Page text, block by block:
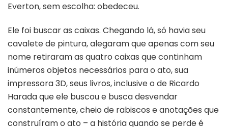
Everton, sem escolha: obedeceu.
Ele foi buscar as caixas. Chegando lá, só havia seu
cavalete de pintura, alegaram que apenas com seu
nome retiraram as quatro caixas que continham
inúmeros objetos necessários para o ato, sua
impressora 3D, seus livros, inclusive o de Ricardo
Harada que ele buscou e busca desvendar
constantemente, cheio de rabiscos e anotações que
construíram o ato – a história quando se perde é